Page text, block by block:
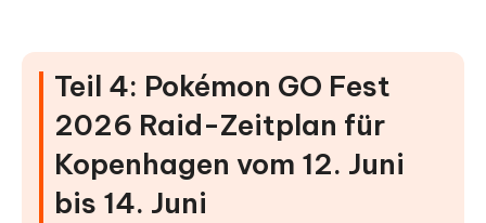
Teil 4: Pokémon GO Fest
2026 Raid-Zeitplan für
Kopenhagen vom 12. Juni
bis 14. Juni